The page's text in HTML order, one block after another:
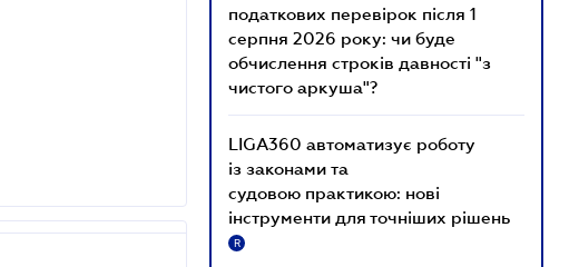
податкових перевірок після 1
серпня 2026 року: чи буде
обчислення строків давності "з
чистого аркуша"?
LIGA360 автоматизує роботу
із законами та
судовою практикою: нові
інструменти для точніших рішень
R